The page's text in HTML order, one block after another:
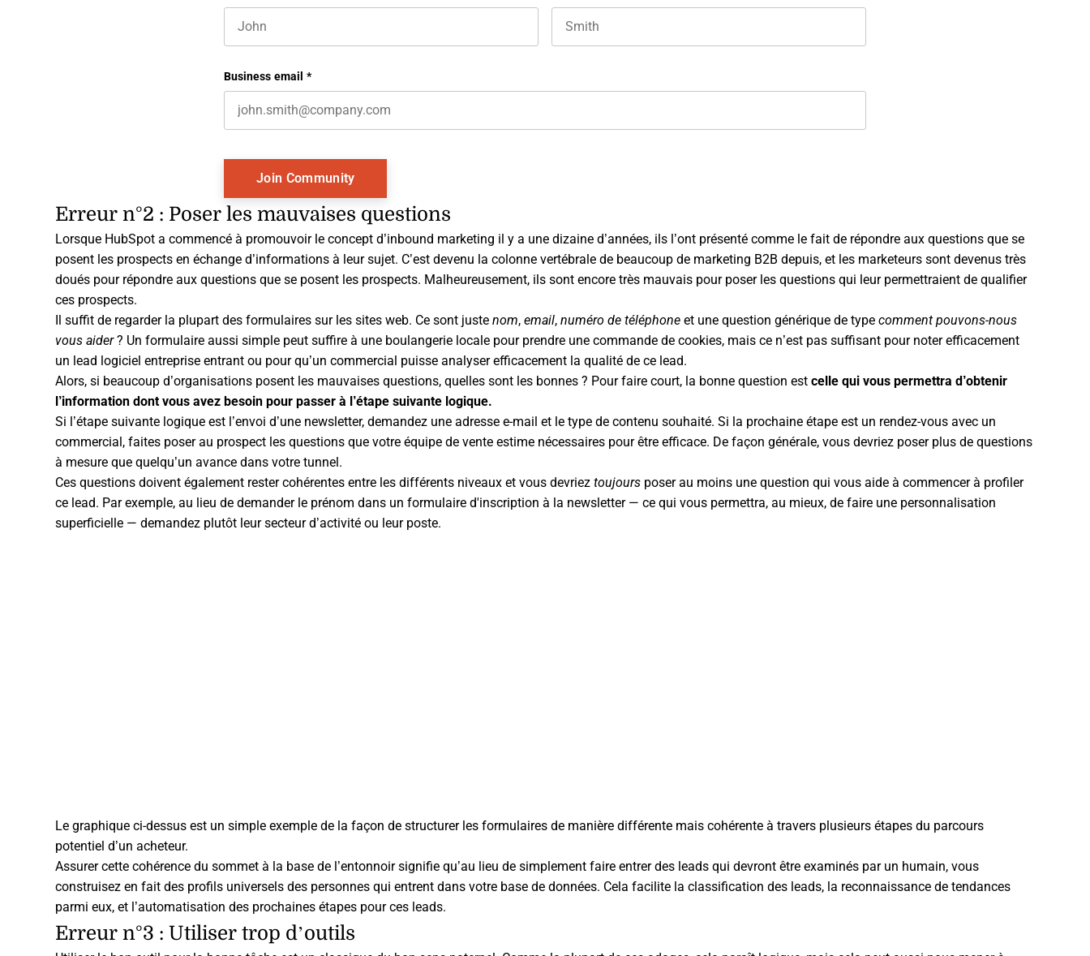
Business email *
Erreur n°2 : Poser les mauvaises questions
Lorsque HubSpot a commencé à promouvoir le concept d’inbound marketing il y a une dizaine d’années, ils l’ont présenté comme le fait de répondre aux questions que se
posent les prospects en échange d’informations à leur sujet. C’est devenu la colonne vertébrale de beaucoup de marketing B2B depuis, et les marketeurs sont devenus très
doués pour répondre aux questions que se posent les prospects. Malheureusement, ils sont encore très mauvais pour poser les questions qui leur permettraient de qualifier
ces prospects.
Il suffit de regarder la plupart des formulaires sur les sites web. Ce sont juste nom, email, numéro de téléphone et une question générique de type comment pouvons-nous
vous aider? Un formulaire aussi simple peut suffire à une boulangerie locale pour prendre une commande de cookies, mais ce n’est pas suffisant pour noter efficacement
un lead logiciel entreprise entrant ou pour qu’un commercial puisse analyser efficacement la qualité de ce lead.
Alors, si beaucoup d’organisations posent les mauvaises questions, quelles sont les bonnes ? Pour faire court, la bonne question est celle qui vous permettra d’obtenir
l’information dont vous avez besoin pour passer à l’étape suivante logique.
Si l’étape suivante logique est l’envoi d’une newsletter, demandez une adresse e-mail et le type de contenu souhaité. Si la prochaine étape est un rendez-vous avec un
commercial, faites poser au prospect les questions que votre équipe de vente estime nécessaires pour être efficace. De façon générale, vous devriez poser plus de questions
à mesure que quelqu’un avance dans votre tunnel.
Ces questions doivent également rester cohérentes entre les différents niveaux et vous devriez toujours poser au moins une question qui vous aide à commencer à profiler
ce lead. Par exemple, au lieu de demander le prénom dans un formulaire d'inscription à la newsletter — ce qui vous permettra, au mieux, de faire une personnalisation
superficielle — demandez plutôt leur secteur d’activité ou leur poste.
Le graphique ci-dessus est un simple exemple de la façon de structurer les formulaires de manière différente mais cohérente à travers plusieurs étapes du parcours
potentiel d’un acheteur.
Assurer cette cohérence du sommet à la base de l’entonnoir signifie qu’au lieu de simplement faire entrer des leads qui devront être examinés par un humain, vous
construisez en fait des profils universels des personnes qui entrent dans votre base de données. Cela facilite la classification des leads, la reconnaissance de tendances
parmi eux, et l’automatisation des prochaines étapes pour ces leads.
Erreur n°3 : Utiliser trop d’outils